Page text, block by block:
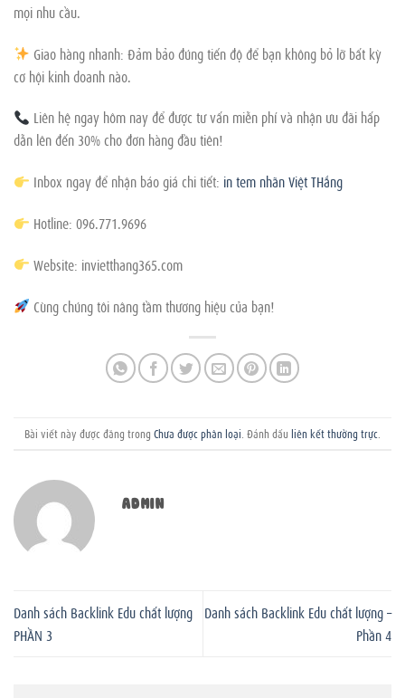
mọi nhu cầu.
Giao hàng nhanh: Đảm bảo đúng tiến độ để bạn không bỏ lỡ bất kỳ
cơ hội kinh doanh nào.
Liên hệ ngay hôm nay để được tư vấn miễn phí và nhận ưu đãi hấp
dẫn lên đến 30% cho đơn hàng đầu tiên!
Inbox ngay để nhận báo giá chi tiết: in tem nhãn Việt THắng
Hotline: 096.771.9696
Website: invietthang365.com
Cùng chúng tôi nâng tầm thương hiệu của bạn!
Bài viết này được đăng trong Chưa được phân loại . Đánh dấu liên kết thường trực
ADMIN
Danh sách Backlink Edu chất lượng
PHẦN 3
Danh sách Backlink Edu chất lượng –
Phần 4